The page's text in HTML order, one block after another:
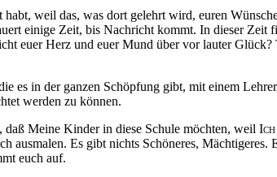
weil das, was dort gelehrt wird, euren
einige Zeit, bis Nachricht kommt. In dieser Zeit
euer Herz und euer Mund über vor lauter
es in der ganzen Schöpfung gibt, mit einem
werden zu können.
daß Meine Kinder in diese Schule möchten, weil Ich
Es gibt nichts Schöneres, Mächtigeres.
euch auf.